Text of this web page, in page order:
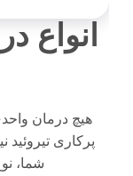
انواع
هیچ درمان
پرکاری
شما،